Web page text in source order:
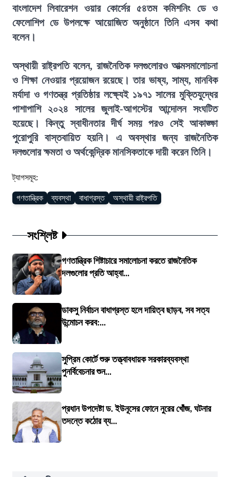
বাংলাদেশ লিবারেশন ওয়ার কোর্সের ৫৪তম কমিশনিং ডে ও
ফেলোশিপ ডে উপলক্ষে আয়োজিত অনুষ্ঠানে তিনি এসব কথা
বলেন।
অস্থায়ী রাষ্ট্রপতি বলেন, রাজনৈতিক দলগুলোরও আত্মসমালোচনা
ও শিক্ষা নেওয়ার প্রয়োজন রয়েছে। তার ভাষ্য, সাম্য, মানবিক
মর্যাদা ও গণতন্ত্র প্রতিষ্ঠার লক্ষ্যেই ১৯৭১ সালের মুক্তিযুদ্ধের
পাশাপাশি ২০২৪ সালের জুলাই-আগস্টের আন্দোলন সংঘটিত
হয়েছে। কিন্তু স্বাধীনতার দীর্ঘ সময় পরও সেই আকাঙ্ক্ষা
পুরোপুরি বাস্তবায়িত হয়নি। এ অবস্থার জন্য রাজনৈতিক
দলগুলোর ক্ষমতা ও অর্থকেন্দ্রিক মানসিকতাকে দায়ী করেন তিনি।
ট্যাগসমূহ:
গণতান্ত্রিক ব্যবস্থা বাধাগ্রস্ত অস্থায়ী রাষ্ট্রপতি
সংশ্লিষ্ট
গণতান্ত্রিক শিষ্টাচারে সমালোচনা করতে রাজনৈতিক
দলগুলোর প্রতি আহ্বা...
ডাকসু নির্বাচন বাধাগ্রস্ত হলে দায়িত্ব ছাড়ব, সব সত্য
উন্মোচন করব:...
সুপ্রিম কোর্টে শুরু তত্ত্বাবধায়ক সরকারব্যবস্থা
পুনর্বিবেচনার শুন...
প্রধান উপদেষ্টা ড. ইউনূসের ফোনে নুরের খোঁজ, ঘটনার
তদন্তে কঠোর ব্য...